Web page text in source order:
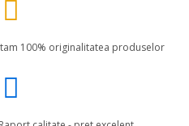
100% originalitatea produselor